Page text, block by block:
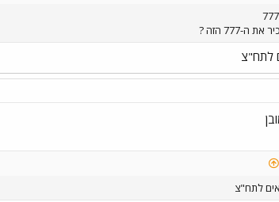
777 הזה ?
לתח"צ
לתח"צ